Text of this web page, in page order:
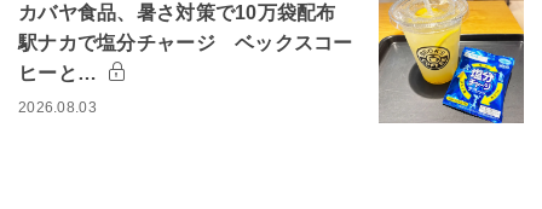
カバヤ食品、暑さ対策で10万袋配布
駅ナカで塩分チャージ ベックスコー
ヒーと…
2026.08.03